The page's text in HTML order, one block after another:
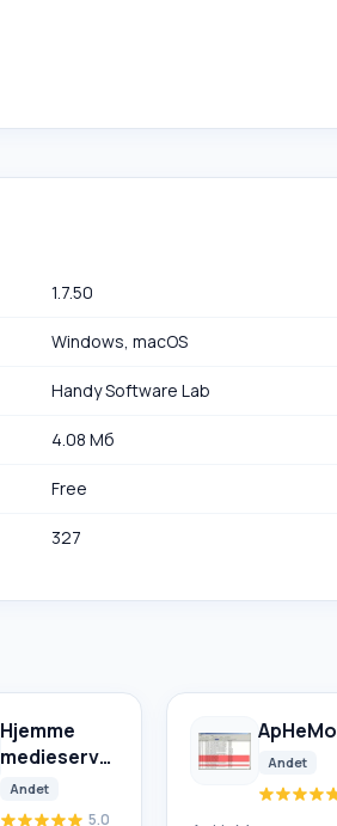
1.7.50
Windows, macOS
Handy Software Lab
4.08 Мб
Free
327
Hjemme
medieserver
(UpnP-
DLNA-HTTP)
Andet
5.0
ApHeMo
Andet